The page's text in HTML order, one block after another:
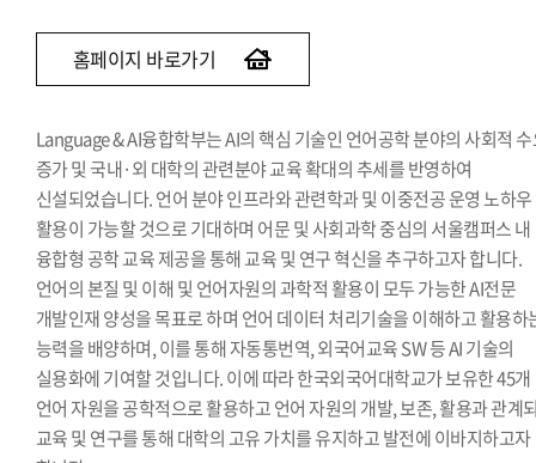
홈페이지 바로가기
Language & AI융합학부는 AI의 핵심 기술인 언어공학 분야의 사회적
증가 및 국내·외 대학의 관련분야 교육 확대의 추세를 반영하여
신설되었습니다. 언어 분야 인프라와 관련학과 및 이중전공 운영 노하우
활용이 가능할 것으로 기대하며 어문 및 사회과학 중심의 서울캠퍼스 내
융합형 공학 교육 제공을 통해 교육 및 연구 혁신을 추구하고자 합니다.
언어의 본질 및 이해 및 언어자원의 과학적 활용이 모두 가능한 AI전문
개발인재 양성을 목표로 하며 언어 데이터 처리기술을 이해하고 활용하
능력을 배양하며, 이를 통해 자동통번역, 외국어교육 SW 등 AI 기술의
실용화에 기여할 것입니다. 이에 따라 한국외국어대학교가 보유한 45개
언어 자원을 공학적으로 활용하고 언어 자원의 개발, 보존, 활용과 관계
교육 및 연구를 통해 대학의 고유 가치를 유지하고 발전에 이바지하고자